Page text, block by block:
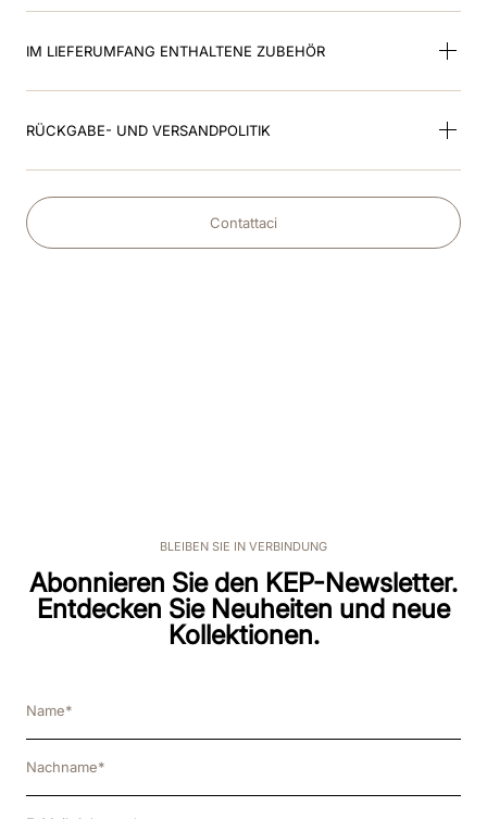
IM LIEFERUMFANG ENTHALTENE ZUBEHÖR
RÜCKGABE- UND VERSANDPOLITIK
Contattaci
BLEIBEN SIE IN VERBINDUNG
Abonnieren Sie den KEP-Newsletter.
Entdecken Sie Neuheiten und neue
Kollektionen.